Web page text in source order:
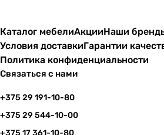
Каталог мебелиАкцииНаши
Условия доставкиГарантии
Политика конфиденциальности
Связаться с нами
+375 29 191-10-80
+375 29 544-10-00
+375 17 361-10-80